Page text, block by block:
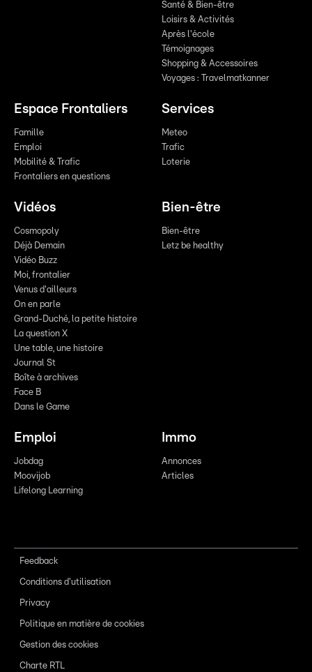
Santé & Bien-être
Loisirs & Activités
Après l'école
Témoignages
Shopping & Accessoires
Voyages : Travelmatkanner
Espace Frontaliers
Famille
Emploi
Mobilité & Trafic
Frontaliers en questions
Services
Meteo
Trafic
Loterie
Vidéos
Cosmopoly
Déjà Demain
Vidéo Buzz
Moi, frontalier
Venus d'ailleurs
On en parle
Grand-Duché, la petite histoire
La question X
Une table, une histoire
Journal St
Boîte à archives
Face B
Dans le Game
Bien-être
Bien-être
Letz be healthy
Emploi
Jobdag
Moovijob
Lifelong Learning
Immo
Annonces
Articles
Feedback
Conditions d'utilisation
Privacy
Politique en matière de cookies
Gestion des cookies
Charte RTL